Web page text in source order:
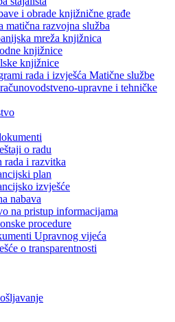
i obrade knjižnične građe
matična razvojna služba
mreža knjižnica
knjižnice
knjižnice
rada i izvješća Matične službe
upravne i tehničke
o radu
rada i razvitka
plan
izvješće
nabava
na pristup informacijama
procedure
Upravnog vijeća
o transparentnosti